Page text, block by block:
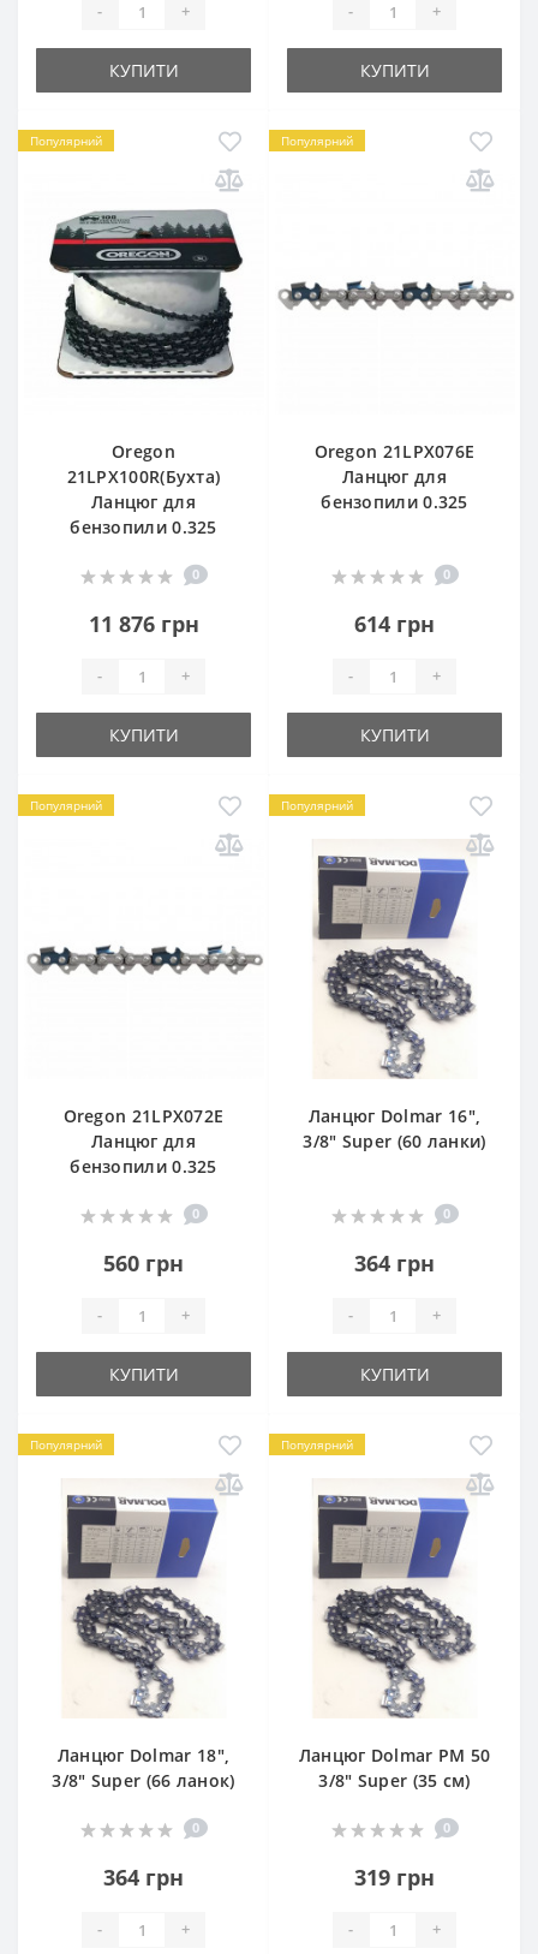
- +
КУПИТИ
- +
КУПИТИ
Популярний
Oregon
21LPX100R(Бухта)
Ланцюг для
бензопили 0.325
0
11 876 грн
- +
КУПИТИ
Популярний
Oregon 21LPX076E
Ланцюг для
бензопили 0.325
0
614 грн
- +
КУПИТИ
Популярний
Oregon 21LPX072E
Ланцюг для
бензопили 0.325
0
560 грн
- +
КУПИТИ
Популярний
Ланцюг Dolmar 16",
3/8" Super (60 ланки)
0
364 грн
- +
КУПИТИ
Популярний
Ланцюг Dolmar 18",
3/8" Super (66 ланок)
0
364 грн
- +
Популярний
Ланцюг Dolmar РМ 50
3/8" Super (35 см)
0
319 грн
- +